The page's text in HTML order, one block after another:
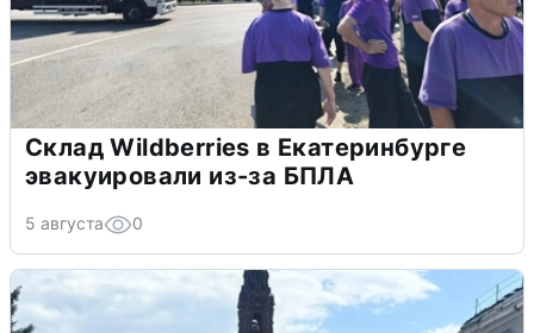
Склад Wildberries в Екатеринбурге
эвакуировали из-за БПЛА
5 августа 0